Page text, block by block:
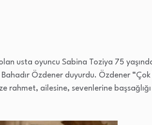
usta oyuncu Sabina Toziya 75
Özdener duyurdu. Özdener “Çok
rahmet, ailesine, sevenlerine